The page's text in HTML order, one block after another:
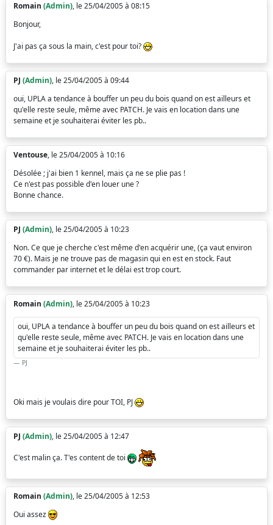
Romain (Admin), le 25/04/2005 à 08:15
Bonjour,
J'ai pas ça sous la main, c'est pour toi?
PJ (Admin), le 25/04/2005 à 09:44
oui, UPLA a tendance à bouffer un peu du bois quand on est ailleurs et
qu'elle reste seule, même avec PATCH. Je vais en location dans une
semaine et je souhaiterai éviter les pb..
Ventouse, le 25/04/2005 à 10:16
Désolée ; j'ai bien 1 kennel, mais ça ne se plie pas !
Ce n'est pas possible d'en louer une ?
Bonne chance.
PJ (Admin), le 25/04/2005 à 10:23
Non. Ce que je cherche c'est même d'en acquérir une, (ça vaut environ
70 €). Mais je ne trouve pas de magasin qui en est en stock. Faut
commander par internet et le délai est trop court.
Romain (Admin), le 25/04/2005 à 10:23
oui, UPLA a tendance à bouffer un peu du bois quand on est ailleurs et
qu'elle reste seule, même avec PATCH. Je vais en location dans une
semaine et je souhaiterai éviter les pb..
PJ
Oki mais je voulais dire pour TOI, PJ
PJ (Admin), le 25/04/2005 à 12:47
C'est malin ça. T'es content de toi
Romain (Admin), le 25/04/2005 à 12:53
Oui assez